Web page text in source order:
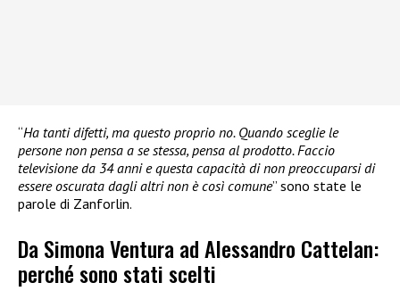
“Ha tanti difetti, ma questo proprio no. Quando sceglie le
persone non pensa a se stessa, pensa al prodotto. Faccio
televisione da 34 anni e questa capacità di non preoccuparsi di
essere oscurata dagli altri non è così comune” sono state le
parole di Zanforlin.
Da Simona Ventura ad Alessandro Cattelan:
perché sono stati scelti